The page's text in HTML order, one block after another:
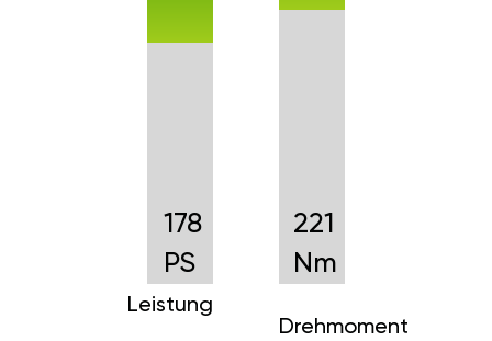
178
PS
Leistung
221
Nm
Drehmoment